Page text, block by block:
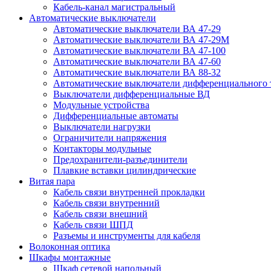
Кабель-канал магистральный
Автоматические выключатели
Автоматические выключатели ВА 47-29
Автоматические выключатели ВА 47-29М
Автоматические выключатели ВА 47-100
Автоматические выключатели ВА 47-60
Автоматические выключатели ВА 88-32
Автоматические выключатели дифференциального
Выключатели дифференциальные ВД
Модульные устройства
Дифференциальные автоматы
Выключатели нагрузки
Ограничители напряжения
Контакторы модульные
Предохранители-разъединители
Плавкие вставки цилиндрические
Витая пара
Кабель связи внутренней прокладки
Кабель связи внутренний
Кабель связи внешний
Кабель связи ШПД
Разъемы и инструменты для кабеля
Волоконная оптика
Шкафы монтажные
Шкаф сетевой напольный